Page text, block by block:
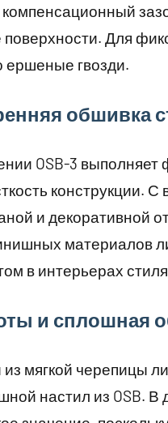
Для
гвозди.
обшивка
OSB-3 выполняет
конструкции.
и декоративной
материалов
в интерьерах
и сплошная
мягкой черепицы
настил из OSB.